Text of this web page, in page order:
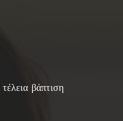
βάπτιση